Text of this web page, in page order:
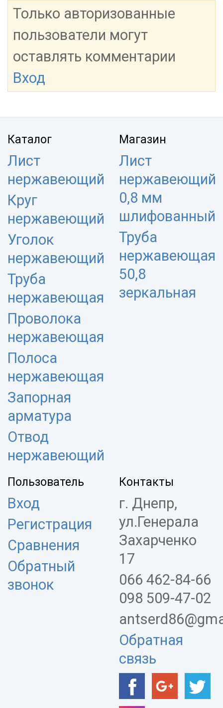
Только авторизованные
пользователи могут
оставлять комментарии
Вход
Каталог
Лист
нержавеющий
Круг
нержавеющий
Уголок
нержавеющий
Труба
нержавеющая
Проволока
нержавеющая
Полоса
нержавеющая
Запорная
арматура
Отвод
нержавеющий
Магазин
Лист
нержавеющий
0,8 мм
шлифованный
Труба
нержавеющая
50,8
зеркальная
Пользователь
Вход
Регистрация
Сравнения
Обратный
звонок
Контакты
г. Днепр,
ул.Генерала
Захарченко
17
066 462-84-66
098 509-47-02
Обратная
связь